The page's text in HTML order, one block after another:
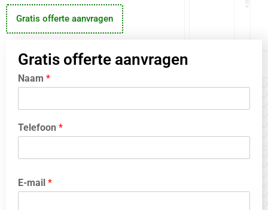
Gratis offerte aanvragen
Gratis offerte aanvragen
Naam *
Telefoon *
E-mail *